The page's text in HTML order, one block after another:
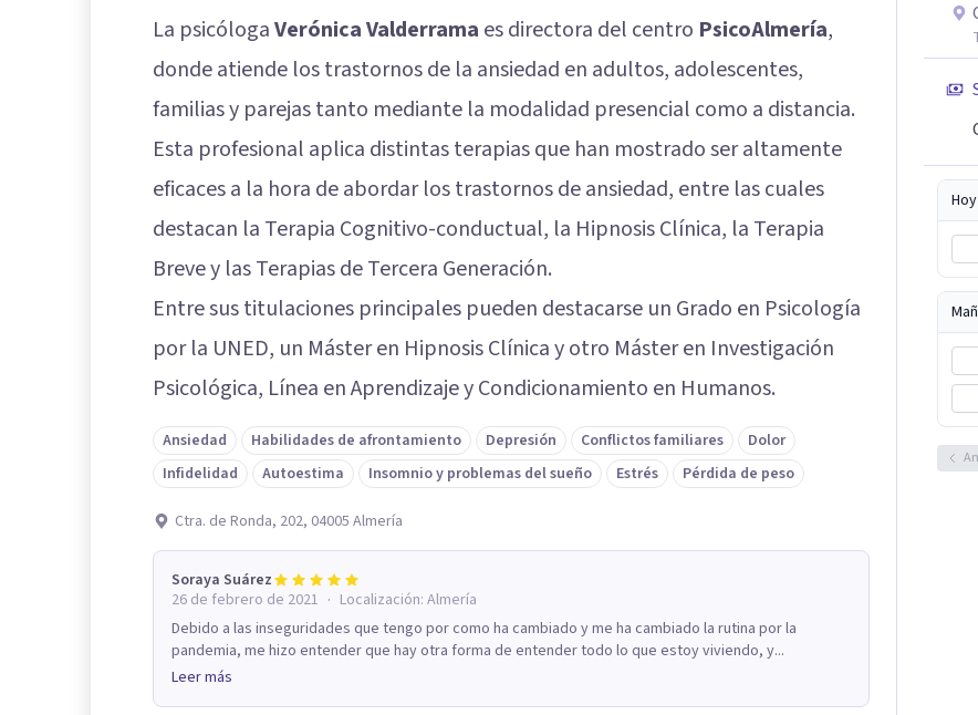
La psicólogaVerónica Valderrama es directora del centro PsicoAlmería,
donde atiende los trastornos de la ansiedad en adultos, adolescentes,
familias y parejas tanto mediante la modalidad presencial como a distancia.
Esta profesional aplica distintas terapias que han mostrado ser altamente
eficaces a la hora de abordar los trastornos de ansiedad, entre las cuales
destacan la Terapia Cognitivo-conductual, la Hipnosis Clínica, la Terapia
Breve y las Terapias de Tercera Generación.
Entre sus titulaciones principales pueden destacarse un Grado en Psicología
por la UNED, un Máster en Hipnosis Clínica y otro Máster en Investigación
Psicológica, Línea en Aprendizaje y Condicionamiento en Humanos.
Ansiedad Habilidades de afrontamiento Depresión Conflictos familiares
Dolor
Infidelidad
Autoestima Insomnio y problemas del sueño Estrés Pérdida de peso
Ctra. de Ronda, 202, 04005 Almería
Soraya Suárez
26 de febrero de 2021 · Localización: Almería
Debido a las inseguridades que tengo por como ha cambiado y me ha cambiado la rutina por la
pandemia, me hizo entender que hay otra forma de entender todo lo que estoy viviendo, y...
Leer más
Hoy